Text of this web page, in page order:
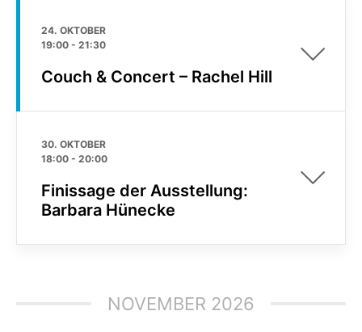
24. OKTOBER
19:00 - 21:30
Couch & Concert – Rachel Hill
30. OKTOBER
18:00 - 20:00
Finissage der Ausstellung:
Barbara Hünecke
NOVEMBER 2026